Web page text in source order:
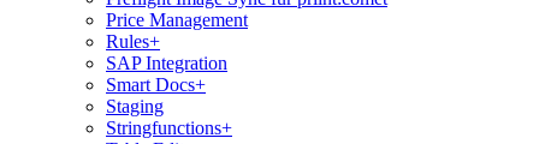
Price Management
Rules+
SAP Integration
Smart Docs+
Staging
Stringfunctions+